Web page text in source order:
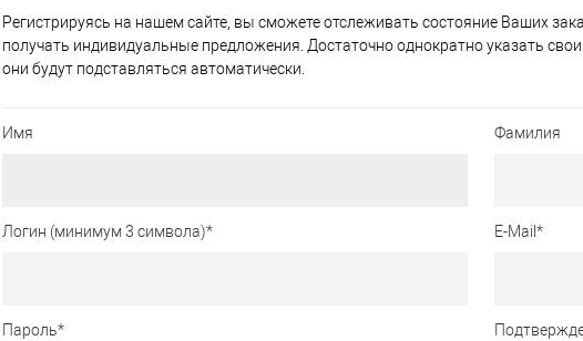
Регистрируясь на нашем сайте, вы сможете отслеживать состояние Ваших
получать индивидуальные предложения. Достаточно однократно указать
они будут подставляться автоматически.
Имя Фамилия
Логин (минимум 3 символа)* E-Mail *
Пароль*